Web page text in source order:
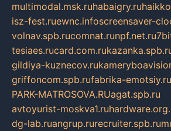
multimodal.msk.ruhabaigry.ru
isz-fest.ruewnc.infoscreensaver-
volnav.spb.rucomnat.runpf.net.ru
tesiaes.rucard.com.ru
gildiya-kuznecov.ru
griffoncom.spb.rufabrika-emotsiy.ru
PARK-MATROSOVA.RUagat.spb.ru
avtoyurist-moskva1.ru
dg-lab.ruangrup.rurecruiter.spb.ru